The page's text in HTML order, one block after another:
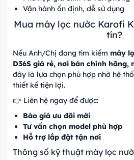
Vận hành ổn định, dễ sử dụng
Mua máy lọc nước Karofi
tín?
Nếu Anh/Chị đang tìm kiếm máy
D36S giá rẻ, nơi bán chính hãng,
đây là lựa chọn phù hợp nhờ hệ
thiết kế tiện lợi.
👉 Liên hệ ngay để được:
Báo giá ưu đãi mới
Tư vấn chọn model phù hợp
Hỗ trợ lắp đặt tận nơi
Thông số kỹ thuật máy lọc